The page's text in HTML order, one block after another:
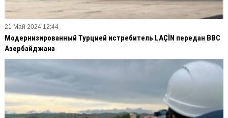
21 Май 2024 12:44
Модернизированный Турцией истребитель LAÇİN передан ВВС
Азербайджана